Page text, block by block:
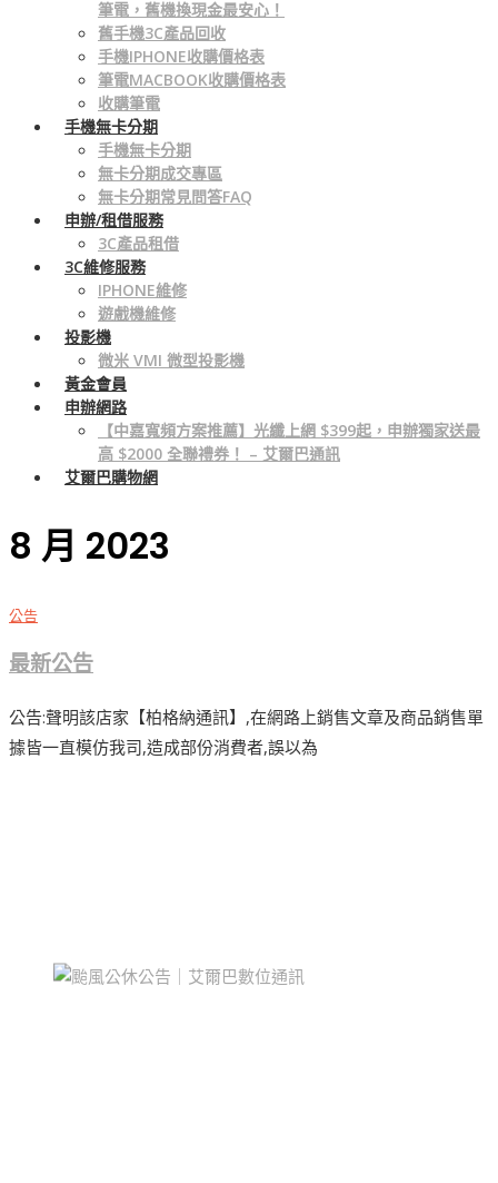
筆電，舊機換現金最安心！
舊手機3C產品回收
手機IPHONE收購價格表
筆電MACBOOK收購價格表
收購筆電
手機無卡分期
手機無卡分期
無卡分期成交專區
無卡分期常見問答FAQ
申辦/租借服務
3C產品租借
3C維修服務
IPHONE維修
遊戲機維修
投影機
微米 VMI 微型投影機
黃金會員
申辦網路
【中嘉寬頻方案推薦】光纖上網 $399起，申辦獨家送最
高 $2000 全聯禮券！ – 艾爾巴通訊
艾爾巴購物網
8 月 2023
公告
最新公告
公告:聲明該店家【柏格納通訊】,在網路上銷售文章及商品銷售單
據皆一直模仿我司,造成部份消費者,誤以為